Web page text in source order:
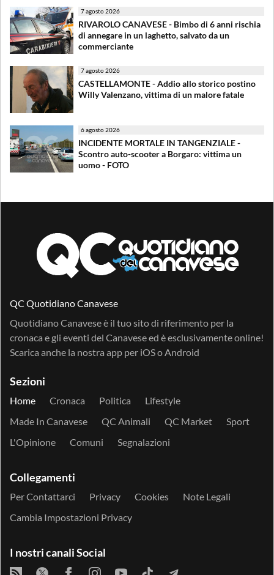
7 agosto 2026
RIVAROLO CANAVESE - Bimbo di 6 anni rischia
di annegare in un laghetto, salvato da un
commerciante
7 agosto 2026
CASTELLAMONTE - Addio allo storico postino
Willy Valenzano, vittima di un malore fatale
6 agosto 2026
INCIDENTE MORTALE IN TANGENZIALE -
Scontro auto-scooter a Borgaro: vittima un
uomo - FOTO
QC Quotidiano Canavese
Quotidiano Canavese è il tuo sito di riferimento per la
cronaca e gli eventi del Canavese ed è esclusivamente online!
Scarica anche la nostra app per iOSoAndroid
Sezioni
Home Cronaca Politica
Lifestyle
Made In Canavese
QC Animali QC Market
Sport
L'Opinione
Comuni Segnalazioni
Collegamenti
Per Contattarci Privacy Cookies
Note Legali
Cambia Impostazioni Privacy
I nostri canali Social